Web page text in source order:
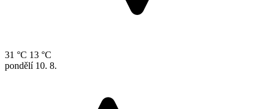
31 °C 13 °C
pondělí 10. 8.